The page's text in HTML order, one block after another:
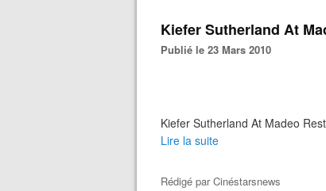
Kiefer Sutherland At
Publié le 23 Mars 2010
Kiefer Sutherland At Madeo
Lire la suite
Rédigé parCinéstarsnews